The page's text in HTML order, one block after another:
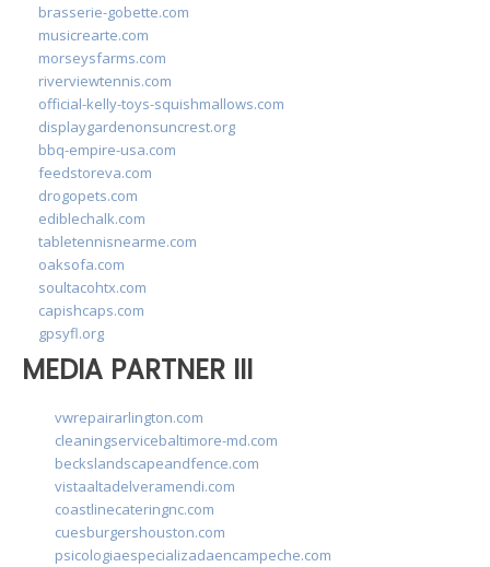
brasserie-gobette.com
musicrearte.com
morseysfarms.com
riverviewtennis.com
official-kelly-toys-squishmallows.com
displaygardenonsuncrest.org
bbq-empire-usa.com
feedstoreva.com
drogopets.com
ediblechalk.com
tabletennisnearme.com
oaksofa.com
soultacohtx.com
capishcaps.com
gpsyfl.org
MEDIA PARTNER III
vwrepairarlington.com
cleaningservicebaltimore-md.com
beckslandscapeandfence.com
vistaaltadelveramendi.com
coastlinecateringnc.com
cuesburgershouston.com
psicologiaespecializadaencampeche.com